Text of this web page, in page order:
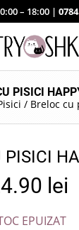
– 18:00 |
PISICI
/ Breloc cu
PISICI
lei
EPUIZAT